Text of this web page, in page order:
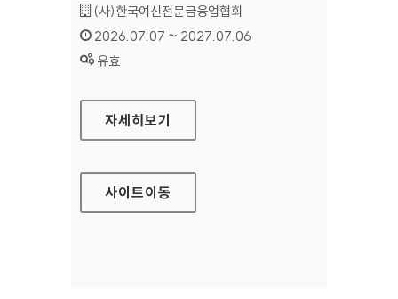
기관명 :
(사)한국여신전문금융업협회
인증기간 :
2026.07.07 ~ 2027.07.06
상태 :
유효
여신금융협회 소비자지원센터
자세히보기
사이트이동